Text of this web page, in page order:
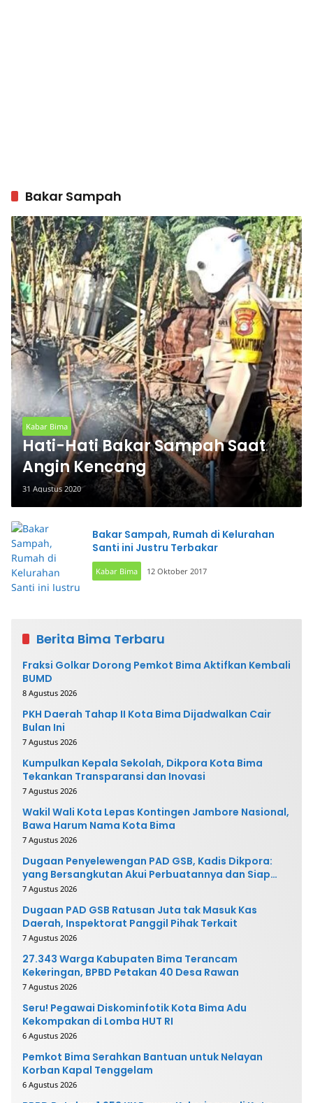
Bakar Sampah
Kabar Bima
Hati-Hati Bakar Sampah Saat
Angin Kencang
31 Agustus 2020
Bakar Sampah, Rumah di Kelurahan
Santi ini Justru Terbakar
Kabar Bima 12 Oktober 2017
Berita Bima Terbaru
Fraksi Golkar Dorong Pemkot Bima Aktifkan Kembali
BUMD
8 Agustus 2026
PKH Daerah Tahap II Kota Bima Dijadwalkan Cair
Bulan Ini
7 Agustus 2026
Kumpulkan Kepala Sekolah, Dikpora Kota Bima
Tekankan Transparansi dan Inovasi
7 Agustus 2026
Wakil Wali Kota Lepas Kontingen Jambore Nasional,
Bawa Harum Nama Kota Bima
7 Agustus 2026
Dugaan Penyelewengan PAD GSB, Kadis Dikpora:
yang Bersangkutan Akui Perbuatannya dan Siap
Mengembalikan Uang
7 Agustus 2026
Dugaan PAD GSB Ratusan Juta tak Masuk Kas
Daerah, Inspektorat Panggil Pihak Terkait
7 Agustus 2026
27.343 Warga Kabupaten Bima Terancam
Kekeringan, BPBD Petakan 40 Desa Rawan
7 Agustus 2026
Seru! Pegawai Diskominfotik Kota Bima Adu
Kekompakan di Lomba HUT RI
6 Agustus 2026
Pemkot Bima Serahkan Bantuan untuk Nelayan
Korban Kapal Tenggelam
6 Agustus 2026